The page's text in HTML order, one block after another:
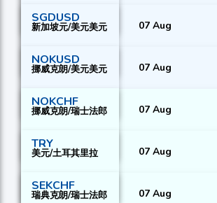
SGDUSD
新加坡元/美元美元 07 Aug
NOKUSD
挪威克朗/美元美元 07 Aug
NOKCHF
挪威克朗/瑞士法郎 07 Aug
TRY
美元/土耳其里拉 07 Aug
SEKCHF
瑞典克朗/瑞士法郎 07 Aug